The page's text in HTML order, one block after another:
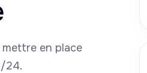
mettre en place
24.